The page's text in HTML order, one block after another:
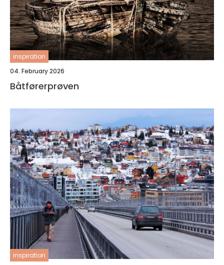
inspiration
04. February 2026
Båtførerprøven
inspiration